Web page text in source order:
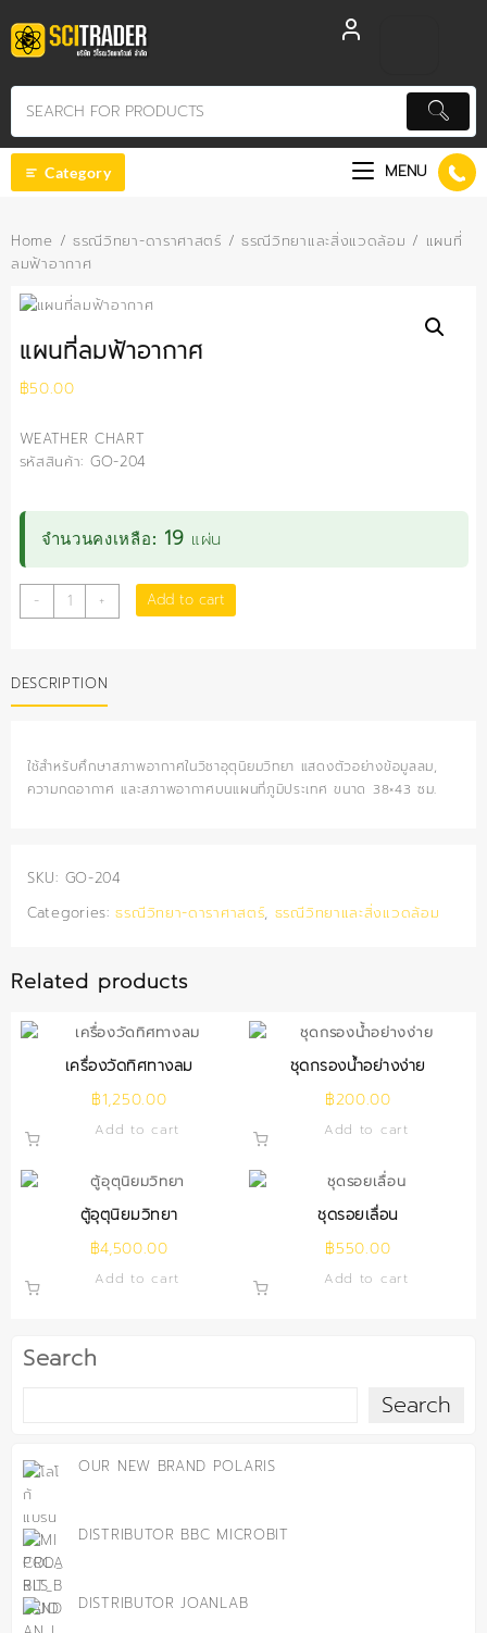
to
content
Category MENU
Search
Search
OUR NEW BRAND POLARIS
DISTRIBUTOR BBC MICROBIT
DISTRIBUTOR JOANLAB
Home / ธรณีวิทยา-ดาราศาสตร์ / ธรณีวิทยาและสิ่งแวดล้อม / แผนที่
ลมฟ้าอากาศ
แผนที่ลมฟ้าอากาศ
฿50.00
WEATHER CHART
รหัสสินค้า: GO-204
จำนวนคงเหลือ: 19 แผ่น
-
แผนที่
ลม
quantity
+ Add to cart
DESCRIPTION
ใช้สำหรับศึกษาสภาพอากาศในวิชาอุตุนิยมวิทยา แสดงตัวอย่างข้อมูลลม,
ความกดอากาศ และสภาพอากาศบนแผนที่ภูมิประเทศ ขนาด 38×43 ซม.
SKU: GO-204
Categories:ธรณีวิทยา-ดาราศาสตร์, ธรณีวิทยาและสิ่งแวดล้อม
Related products
เครื่องวัดทิศทางลม
฿1,250.00
Add to cart
ชุดกรองน้ำอย่างง่าย
฿200.00
Add to cart
ตู้อุตุนิยมวิทยา
฿4,500.00
Add to cart
ชุดรอยเลื่อน
฿550.00
Add to cart